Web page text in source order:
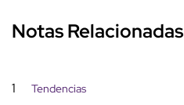
Notas Relacionadas
1 Tendencias